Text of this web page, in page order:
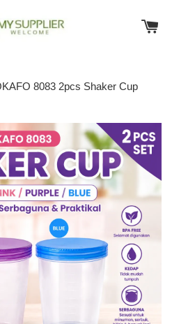
8083 2pcs Shaker Cup